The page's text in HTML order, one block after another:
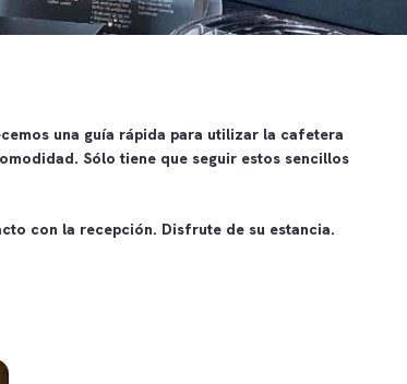
una guía rápida para utilizar la cafetera
Sólo tiene que seguir estos sencillos
con la recepción. Disfrute de su estancia.